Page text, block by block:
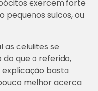
exercem forte
pequenos sulcos, ou
as celulites se
do que o referido,
basta
melhor acerca